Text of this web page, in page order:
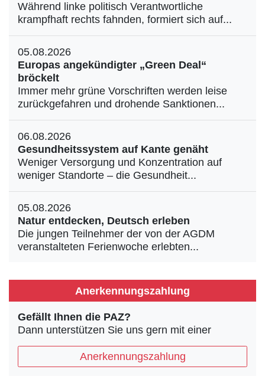
Während linke politisch Verantwortliche
krampfhaft rechts fahnden, formiert sich auf...
05.08.2026
Europas angekündigter „Green Deal“
bröckelt
Immer mehr grüne Vorschriften werden leise
zurückgefahren und drohende Sanktionen...
06.08.2026
Gesundheitssystem auf Kante genäht
Weniger Versorgung und Konzentration auf
weniger Standorte – die Gesundheit...
05.08.2026
Natur entdecken, Deutsch erleben
Die jungen Teilnehmer der von der AGDM
veranstalteten Ferienwoche erlebten...
Anerkennungszahlung
Gefällt Ihnen die PAZ?
Dann unterstützen Sie uns gern mit einer
Anerkennungszahlung